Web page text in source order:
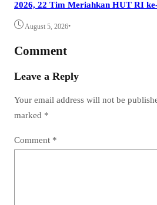
2026, 22 Tim Meriahkan HUT RI
August 5, 2026•
Comment
Leave a Reply
Your email address will not be
marked *
Comment *